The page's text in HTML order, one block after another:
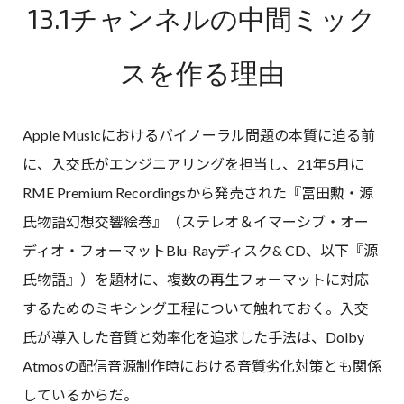
13.1チャンネルの中間ミック
スを作る理由
Apple Musicにおけるバイノーラル問題の本質に迫る前
に、入交氏がエンジニアリングを担当し、21年5月に
RME Premium Recordingsから発売された『冨田勲・源
氏物語幻想交響絵巻』（ステレオ＆イマーシブ・オー
ディオ・フォーマットBlu-Rayディスク& CD、以下『源
氏物語』）を題材に、複数の再生フォーマットに対応
するためのミキシング工程について触れておく。入交
氏が導入した音質と効率化を追求した手法は、Dolby
Atmosの配信音源制作時における音質劣化対策とも関係
しているからだ。